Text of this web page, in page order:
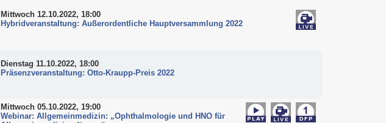
Mittwoch 12.10.2022, 18:00
Hybridveranstaltung: Außerordentliche Hauptversammlung 2022
Dienstag 11.10.2022, 18:00
Präsenzveranstaltung: Otto-Kraupp-Preis 2022
Mittwoch 05.10.2022, 19:00
Webinar: Allgemeinmedizin: „Ophthalmologie und HNO für